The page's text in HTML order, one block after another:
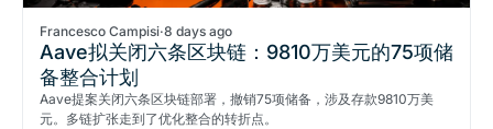
Francesco Campisi·8 days ago
Aave拟关闭六条区块链：9810万美元的75项储
备整合计划
Aave提案关闭六条区块链部署，撤销75项储备，涉及存款9810万美
元。多链扩张走到了优化整合的转折点。